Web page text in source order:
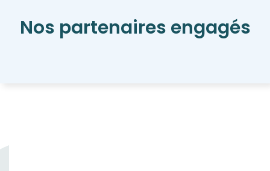
Nos partenaires engagés